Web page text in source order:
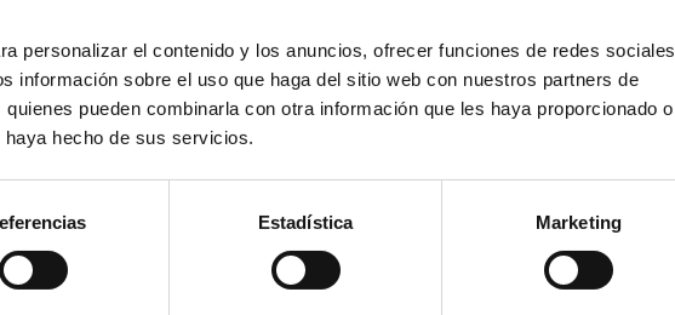
personalizar el contenido y los anuncios, ofrecer funciones de redes sociales
información sobre el uso que haga del sitio web con nuestros partners de
pueden combinarla con otra información que les haya proporcionado o
hecho de sus servicios.
Estadística Marketing
potenciales adicciones asociadas a esta actividad
Estalella Carvajal, Presidente de la Plataforma para el
supone aunar esfuerzos ante uno de los objetivos
que se centra en promover un juego seguro y
la prevención y el abordaje de potenciales riesgos de
de la Asociación española Club de